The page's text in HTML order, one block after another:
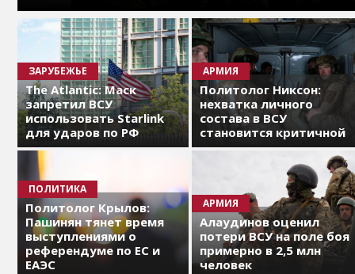
ЗАРУБЕЖЬЕ
The Atlantic: Маск
запретил ВСУ
использовать Starlink
для ударов по РФ
АРМИЯ
Политолог Никсон:
нехватка личного
состава в ВСУ
становится критичной
ПОЛИТИКА
Политолог Крылов:
Пашинян тянет время
выступлениями о
референдуме по ЕС и
ЕАЭС
АРМИЯ
Алаудинов оценил
потери ВСУ на поле боя
примерно в 2,5 млн
человек